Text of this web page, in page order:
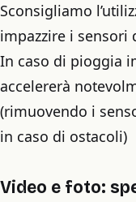
Sconsigliamo
impazzire i sensori
In caso di pioggia
accelererà
(rimuovendo i
in caso di ostacoli)
Video e foto: